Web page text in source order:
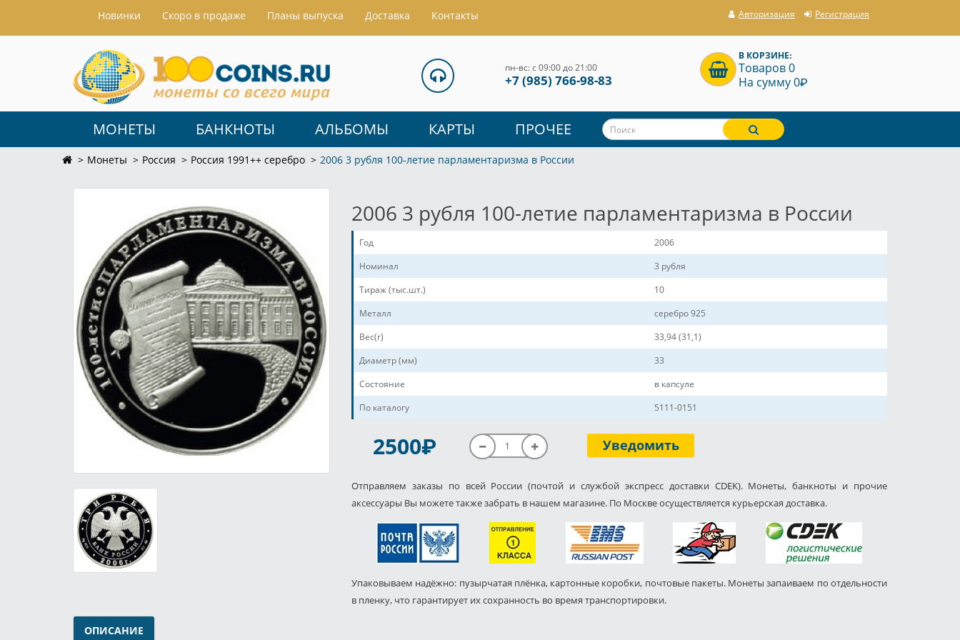
Hовинки Скоро в продаже Планы выпуска Доставка Контакты Авторизация Регистрация
пн-вс: с 09:00 до 21:00
+7 (985) 766-98-83
В КОРЗИНЕ:
Товаров 0
На сумму 0P
МОНЕТЫ БАНКНОТЫ АЛЬБОМЫ КАРТЫ ПРОЧЕЕ
Монеты Россия Россия 1991++ серебро 2006 3 рубля 100-летие парламентаризма в России
2006 3 рубля 100-летие парламентаризма в России
Год
2006
Номинал
3 рубля
Тираж (тыс.шт.)
10
Металл
серебро 925
Вес(г)
33,94 (31,1)
Диаметр (мм)
33
Состояние
в капсуле
По каталогу
5111-0151
2500P Уведомить
Отправляем заказы по всей России (почтой и службой экспресс доставки CDEK). Монеты, банкноты и прочие
аксессуары Вы можете также забрать в нашем магазине. По Москве осуществляется курьерская доставка.
Упаковываем надёжно: пузырчатая плёнка, картонные коробки, почтовые пакеты. Монеты запаиваем по отдельности
в пленку, что гарантирует их сохранность во время транспортировки.
ОПИСАНИЕ